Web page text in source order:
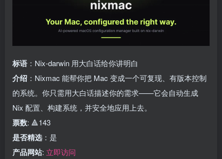
标语 ：Nix-darwin 用大白话给你讲明白
介绍 ：Nixmac 能帮你把 Mac 变成一个可复现、有版本控制
的系统。你只需用大白话描述你的需求——它会自动生成
Nix 配置、构建系统，并安全地应用上去。
票数: 🔺143
是否精选 ：是
产品网站: 立即访问